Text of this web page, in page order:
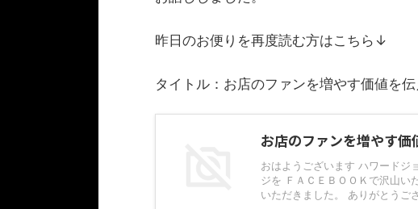
昨日のお便りを再度読む方はこちら↓
タイトル：お店のファンを増やす価値を
お店のファンを増やす価
おはようございます ハワードジ
ジを ＦＡＣＥＢＯＯＫで沢山い
いただきました。 ありがとうご